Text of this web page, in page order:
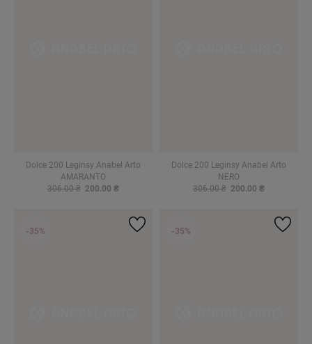
Dolce 200 Leginsy Anabel Arto
AMARANTO
306.00 ₴ 200.00 ₴
Dolce 200 Leginsy Anabel Arto
NERO
306.00 ₴ 200.00 ₴
-35% -35%